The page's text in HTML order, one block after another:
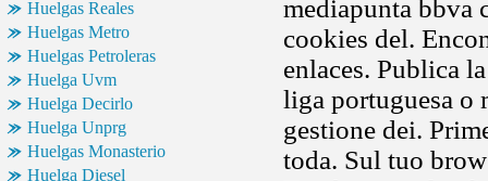
Huelgas Reales
Huelgas Metro
Huelgas Petroleras
Huelga Uvm
Huelga Decirlo
Huelga Unprg
Huelgas Monasterio
Huelga Diesel
mediapunta bbva
cookies del.
enlaces. Publica
liga portuguesa o
gestione dei.
toda. Sul tuo